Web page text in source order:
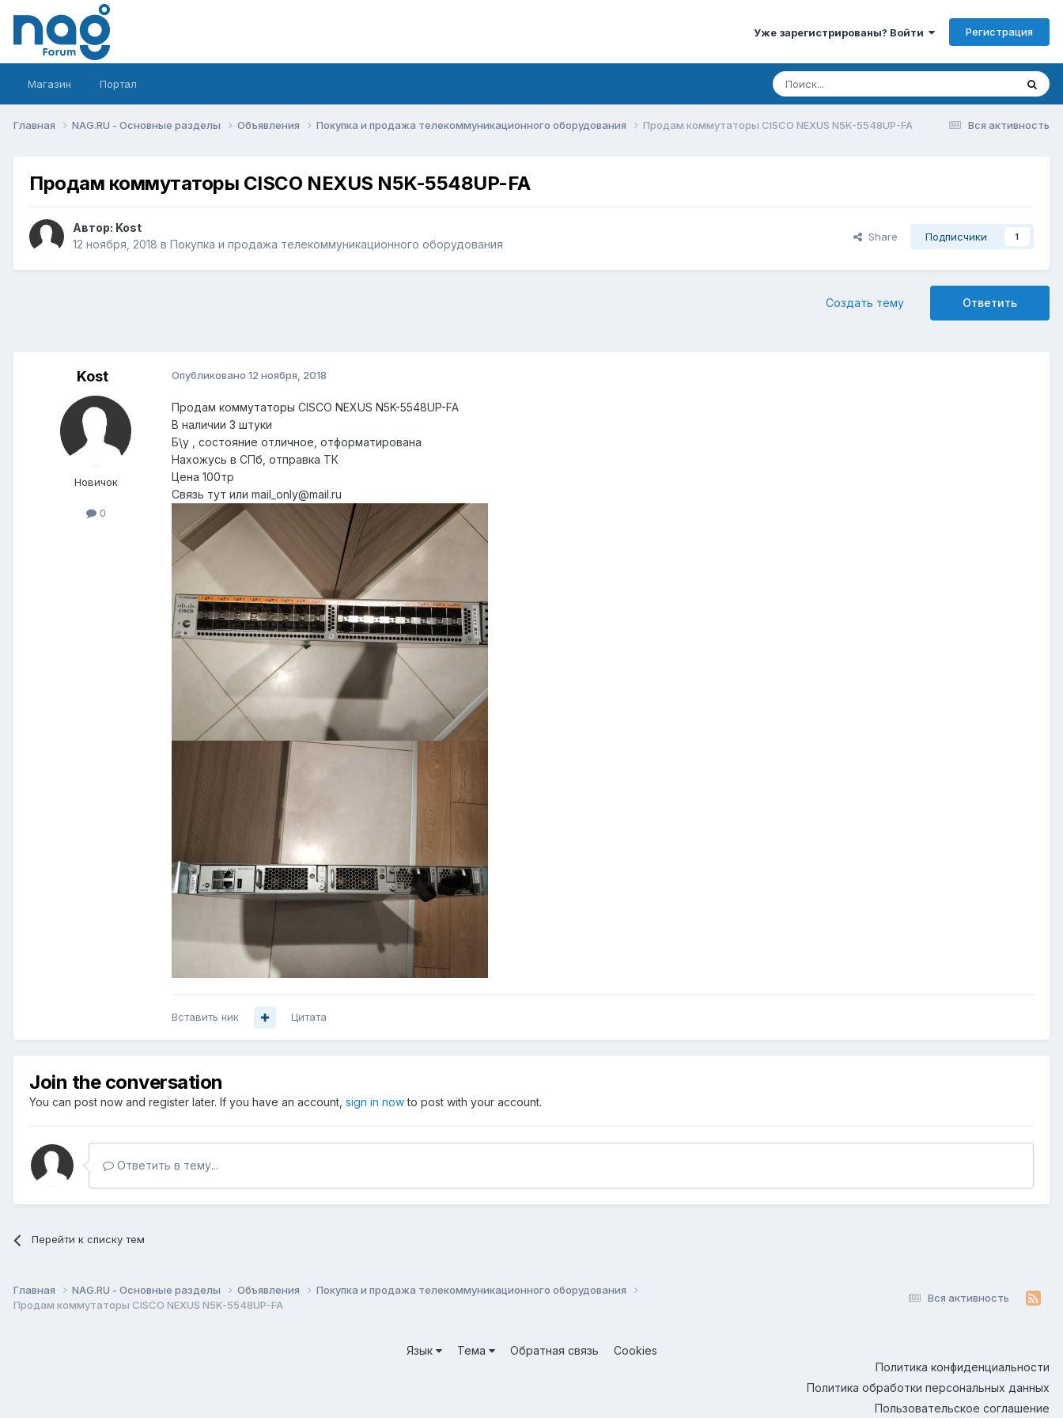
Уже зарегистрированы? Войти Регистрация
Магазин Портал
Вся активность
Главная NAG.RU - Основные разделы Объявления Покупка и продажа телекоммуникационного оборудования Продам коммутаторы CISCO NEXUS N5K-5548UP-FA
Продам коммутаторы CISCO NEXUS N5K-5548UP-FA
Автор: Kost
12 ноября, 2018 в Покупка и продажа телекоммуникационного оборудования
Share Подписчики 1
Ответить
Создать тему
Kost
Новичок
0
Опубликовано 12 ноября, 2018
Продам коммутаторы CISCO NEXUS N5K-5548UP-FA
В наличии 3 штуки
Б\у , состояние отличное, отформатирована
Нахожусь в СПб, отправка ТК
Цена 100тр
Связь тут или mail_only@mail.ru
Вставить ник Цитата
Join the conversation
You can post now and register later. If you have an account, sign in nowto post with your account.
Ответить в тему...
Перейти к списку тем
Вся активность
Главная NAG.RU - Основные разделы Объявления
Покупка и продажа телекоммуникационного оборудования
Продам коммутаторы CISCO NEXUS N5K-5548UP-FA
Язык Тема Обратная связь
Cookies
Политика конфиденциальности
Политика обработки персональных данных
Пользовательское соглашение